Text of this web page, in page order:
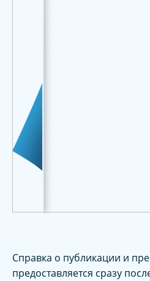
Справка о публикации и
предоставляется сразу